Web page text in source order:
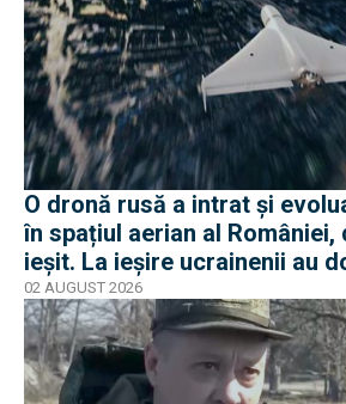
O dronă rusă a intrat și
în spațiul aerian al României,
ieșit. La ieșire ucrainenii au
02 AUGUST 2026